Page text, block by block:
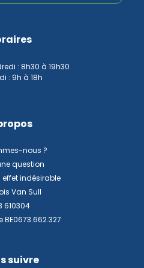
: 8h30 à 19h30
: 9h à 18h
nous ?
question
effet indésirable
Van Sull
610304
BE0673.662.327
suivre